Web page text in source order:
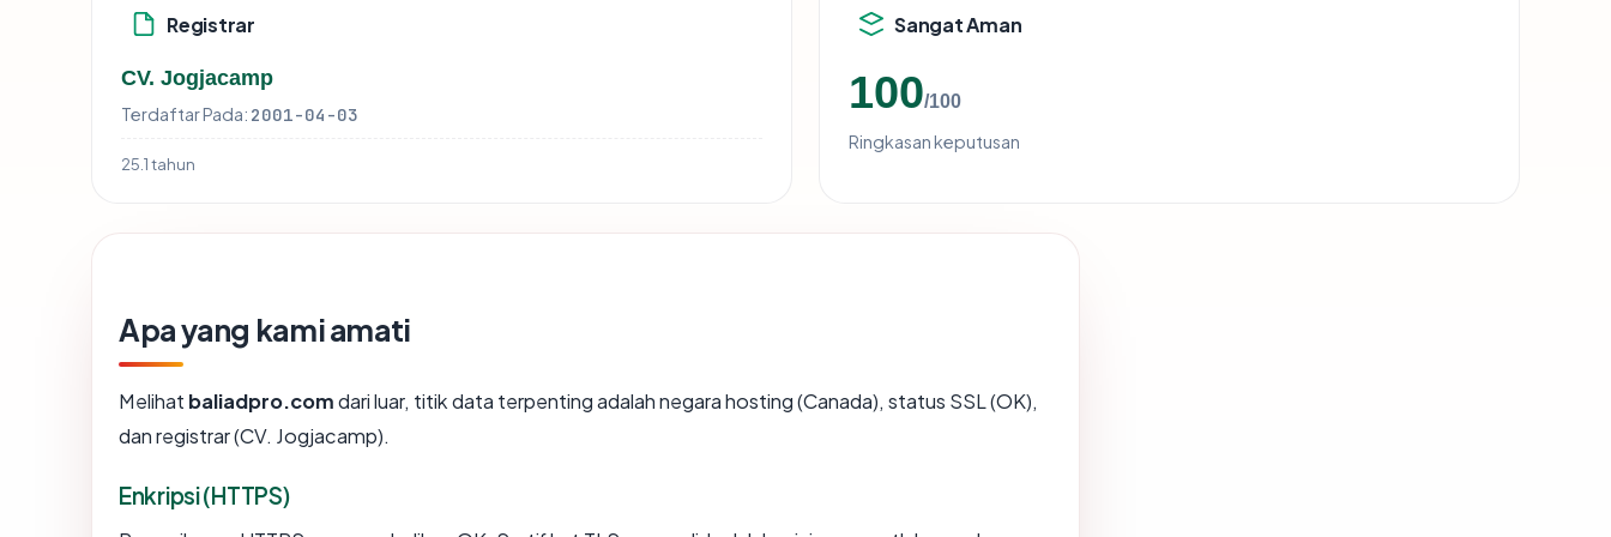
Registrar
CV. Jogjacamp
Terdaftar Pada: 2001-04-03
25.1 tahun
Sangat Aman
100/100
Ringkasan keputusan
Apa yang kami amati
Melihat baliadpro.comdari luar, titik data terpenting adalah negara hosting (Canada), status SSL (OK),
dan registrar (CV. Jogjacamp).
Enkripsi (HTTPS)